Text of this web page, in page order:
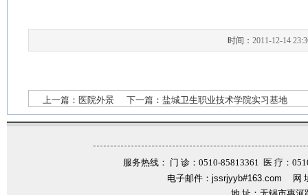
时间： 2011-12-14
上一篇： 医院外景 下一篇： 盐城卫生职业技术学院实习基地
服务热线： 门 诊：0510-85813361 医 疗：
电子邮件： jssrjyyb#163.com
网